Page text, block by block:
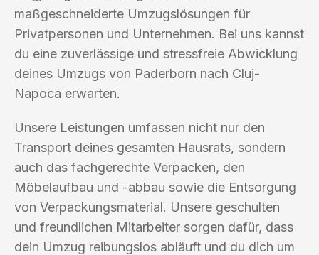
maßgeschneiderte Umzugslösungen für
Privatpersonen und Unternehmen. Bei uns kannst
du eine zuverlässige und stressfreie Abwicklung
deines Umzugs von Paderborn nach Cluj-
Napoca erwarten.
Unsere Leistungen umfassen nicht nur den
Transport deines gesamten Hausrats, sondern
auch das fachgerechte Verpacken, den
Möbelaufbau und -abbau sowie die Entsorgung
von Verpackungsmaterial. Unsere geschulten
und freundlichen Mitarbeiter sorgen dafür, dass
dein Umzug reibungslos abläuft und du dich um